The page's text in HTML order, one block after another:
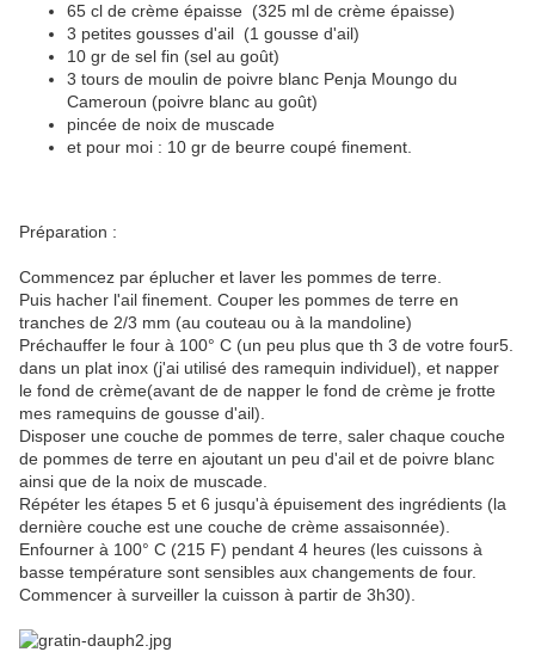
65 cl de crème épaisse (325 ml de crème épaisse)
3 petites gousses d'ail (1 gousse d'ail)
10 gr de sel fin (sel au goût)
3 tours de moulin de poivre blanc Penja Moungo du
Cameroun (poivre blanc au goût)
pincée de noix de muscade
et pour moi : 10 gr de beurre coupé finement.
Préparation :
Commencez par éplucher et laver les pommes de terre.
Puis hacher l'ail finement. Couper les pommes de terre en
tranches de 2/3 mm (au couteau ou à la mandoline)
Préchauffer le four à 100° C (un peu plus que th 3 de votre four5.
dans un plat inox (j'ai utilisé des ramequin individuel), et napper
le fond de crème(avant de de napper le fond de crème je frotte
mes ramequins de gousse d'ail).
Disposer une couche de pommes de terre, saler chaque couche
de pommes de terre en ajoutant un peu d'ail et de poivre blanc
ainsi que de la noix de muscade.
Répéter les étapes 5 et 6 jusqu'à épuisement des ingrédients (la
dernière couche est une couche de crème assaisonnée).
Enfourner à 100° C (215 F) pendant 4 heures (les cuissons à
basse température sont sensibles aux changements de four.
Commencer à surveiller la cuisson à partir de 3h30).